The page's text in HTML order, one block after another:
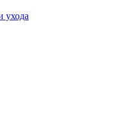
ухода